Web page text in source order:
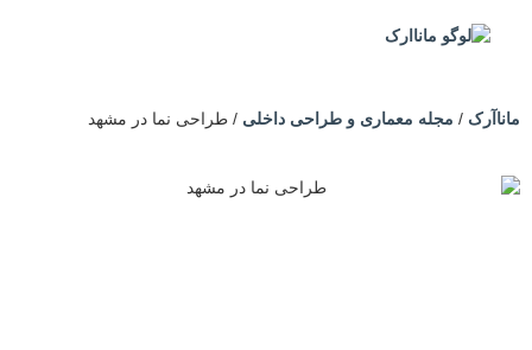
ماناآرک / مجله معماری و طراحی داخلی / طراحی نما در مشهد